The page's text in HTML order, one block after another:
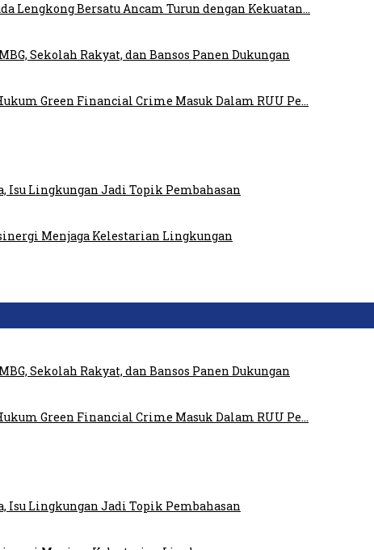
Lengkong Bersatu Ancam Turun dengan Kekuatan…
Sekolah Rakyat, dan Bansos Panen Dukungan
Green Financial Crime Masuk Dalam RUU Pe…
Isu Lingkungan Jadi Topik Pembahasan
Menjaga Kelestarian Lingkungan
Sekolah Rakyat, dan Bansos Panen Dukungan
Green Financial Crime Masuk Dalam RUU Pe…
Isu Lingkungan Jadi Topik Pembahasan